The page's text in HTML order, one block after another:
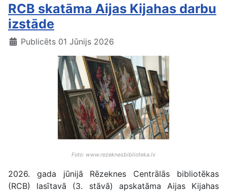
RCB skatāma Aijas Kijahas darbu
izstāde
Publicēts 01 Jūnijs 2026
Foto: www.rezeknesbiblioteka.lv
2026. gada jūnijā Rēzeknes Centrālās bibliotēkas
(RCB) lasītavā (3. stāvā) apskatāma Aijas Kijahas